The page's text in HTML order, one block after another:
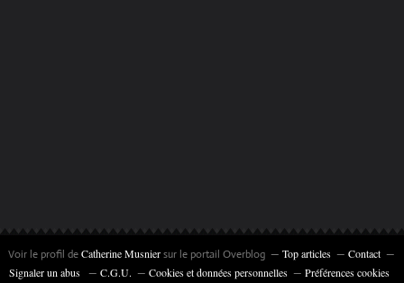
Voir le profil deCatherine Musniersur le portail Overblog Top articles
Contact
Signaler un abus
C.G.U. Cookies et données personnelles Préférences cookies